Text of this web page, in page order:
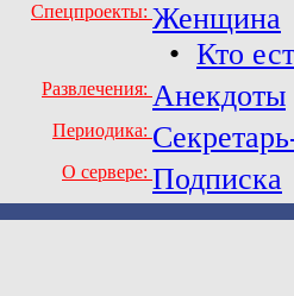
Спецпроекты: Женщина
• Кто
Развлечения: Анекдоты
Периодика:
О сервере: Подписка